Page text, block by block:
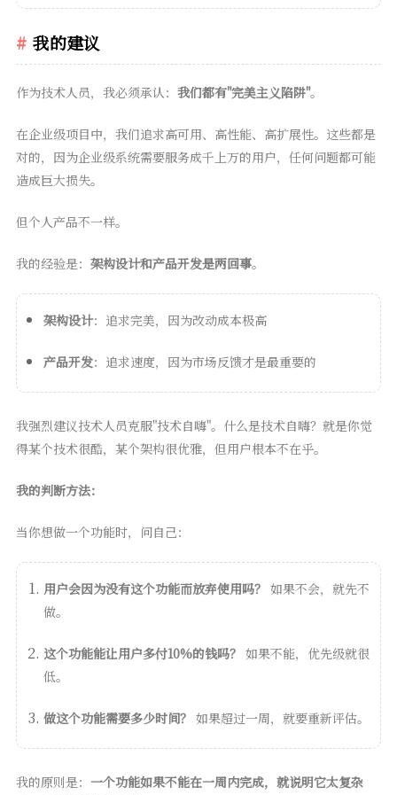
我的建议
作为技术人员，我必须承认： 我们都有"完美主义陷阱"。
在企业级项目中，我们追求高可用、高性能、高扩展性。这些都是
对的，因为企业级系统需要服务成千上万的用户，任何问题都可能
造成巨大损失。
但个人产品不一样。
我的经验是： 架构设计和产品开发是两回事。
架构设计：追求完美，因为改动成本极高
产品开发：追求速度，因为市场反馈才是最重要的
我强烈建议技术人员克服"技术自嗨"。什么是技术自嗨？就是你觉
得某个技术很酷，某个架构很优雅，但用户根本不在乎。
我的判断方法：
当你想做一个功能时，问自己：
用户会因为没有这个功能而放弃使用吗？ 如果不会，就先不
做。
这个功能能让用户多付10%的钱吗？ 如果不能，优先级就很
低。
做这个功能需要多少时间？ 如果超过一周，就要重新评估。
我的原则是： 一个功能如果不能在一周内完成，就说明它太复杂